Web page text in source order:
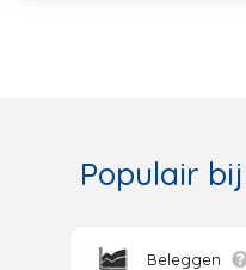
Populair
Beleggen